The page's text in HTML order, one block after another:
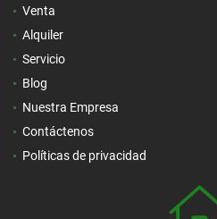
Venta
Alquiler
Servicio
Blog
Nuestra Empresa
Contáctenos
Políticas de privacidad